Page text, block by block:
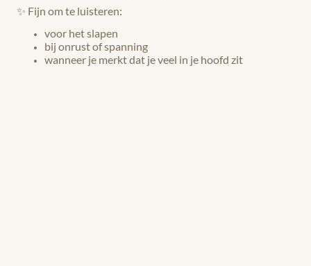
✨ Fijn om te luisteren:
voor het slapen
bij onrust of spanning
wanneer je merkt dat je veel in je hoofd zit